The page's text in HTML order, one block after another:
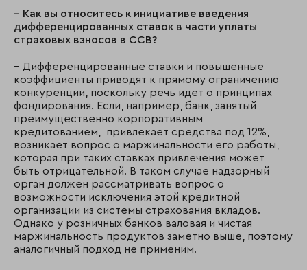
– Как вы относитесь к инициативе введения
дифференцированных ставок в части уплаты
страховых взносов в ССВ?
– Дифференцированные ставки и повышенные
коэффициенты приводят к прямому ограничению
конкуренции, поскольку речь идет о принципах
фондирования. Если, например, банк, занятый
преимущественно корпоративным
кредитованием, привлекает средства под 12%,
возникает вопрос о маржинальности его работы,
которая при таких ставках привлечения может
быть отрицательной. В таком случае надзорный
орган должен рассматривать вопрос о
возможности исключения этой кредитной
организации из системы страхования вкладов.
Однако у розничных банков валовая и чистая
маржинальность продуктов заметно выше, поэтому
аналогичный подход не применим.